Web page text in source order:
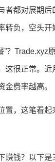
者都对展期
转负，空头开
这很正常。
金费率越高。
置，这笔看
赚钱？以下是